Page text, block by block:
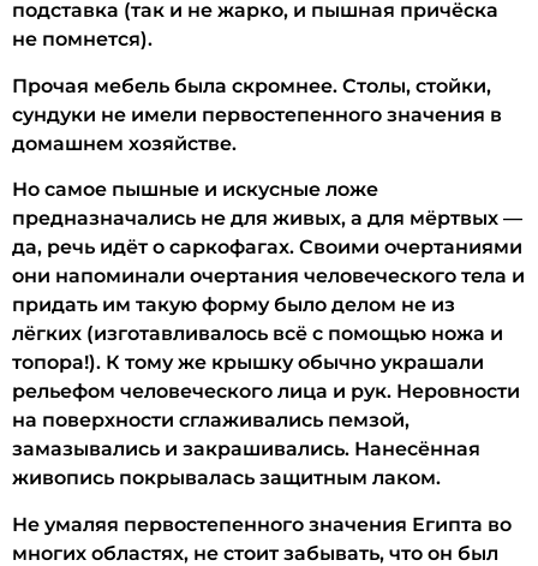
подставка (так и не жарко, и пышная причёска
не помнется).
Прочая мебель была скромнее. Столы, стойки,
сундуки не имели первостепенного значения в
домашнем хозяйстве.
Но самое пышные и искусные ложе
предназначались не для живых, а для мёртвых —
да, речь идёт о саркофагах. Своими очертаниями
они напоминали очертания человеческого тела и
придать им такую форму было делом не из
лёгких (изготавливалось всё с помощью ножа и
топора!). К тому же крышку обычно украшали
рельефом человеческого лица и рук. Неровности
на поверхности сглаживались пемзой,
замазывались и закрашивались. Нанесённая
живопись покрывалась защитным лаком.
Не умаляя первостепенного значения Египта во
многих областях, не стоит забывать, что он был